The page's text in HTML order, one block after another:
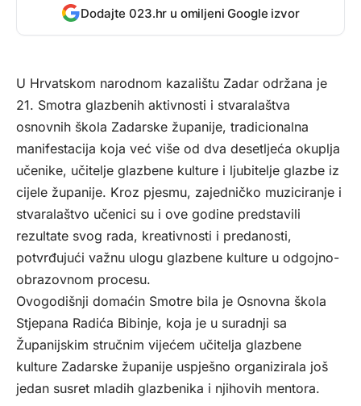
Dodajte 023.hr u omiljeni Google izvor
U Hrvatskom narodnom kazalištu Zadar održana je
21. Smotra glazbenih aktivnosti i stvaralaštva
osnovnih škola Zadarske županije, tradicionalna
manifestacija koja već više od dva desetljeća okuplja
učenike, učitelje glazbene kulture i ljubitelje glazbe iz
cijele županije. Kroz pjesmu, zajedničko muziciranje i
stvaralaštvo učenici su i ove godine predstavili
rezultate svog rada, kreativnosti i predanosti,
potvrđujući važnu ulogu glazbene kulture u odgojno-
obrazovnom procesu.
Ovogodišnji domaćin Smotre bila je Osnovna škola
Stjepana Radića Bibinje, koja je u suradnji sa
Županijskim stručnim vijećem učitelja glazbene
kulture Zadarske županije uspješno organizirala još
jedan susret mladih glazbenika i njihovih mentora.